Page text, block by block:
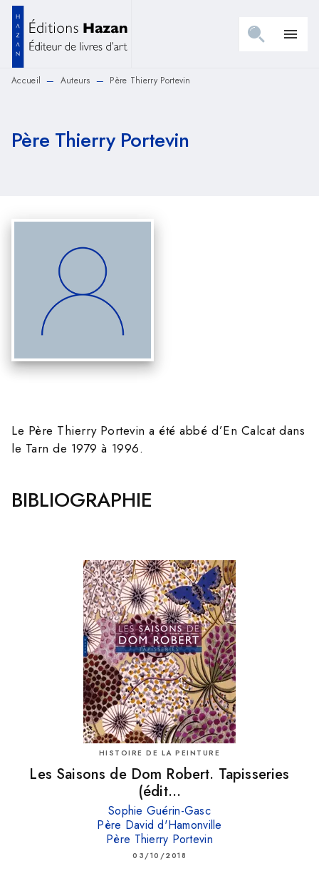
MENU RECHERCHE
PIED DE PAGE
menu
Accueil — Auteurs — Père Thierry Portevin
Père Thierry Portevin
Le Père Thierry Portevin a été abbé d’En Calcat dans
le Tarn de 1979 à 1996.
BIBLIOGRAPHIE
HISTOIRE DE LA PEINTURE
Les Saisons de Dom Robert. Tapisseries
(édit…
Sophie Guérin-Gasc
Père David d'Hamonville
Père Thierry Portevin
03/10/2018